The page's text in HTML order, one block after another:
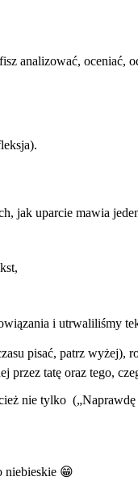
analizować, oceniać,
jak uparcie mawia
i utrwaliliśmy
pisać, patrz wyżej),
tatę oraz tego,
nie tylko
niebieskie 😁